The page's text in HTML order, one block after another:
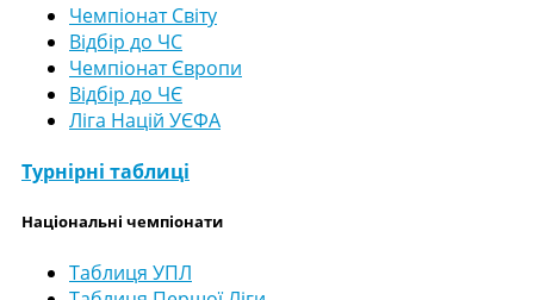
Чемпіонат Світу
Відбір до ЧС
Чемпіонат Європи
Відбір до ЧЄ
Ліга Націй УЄФА
Турнірні таблиці
Національні чемпіонати
Таблиця УПЛ